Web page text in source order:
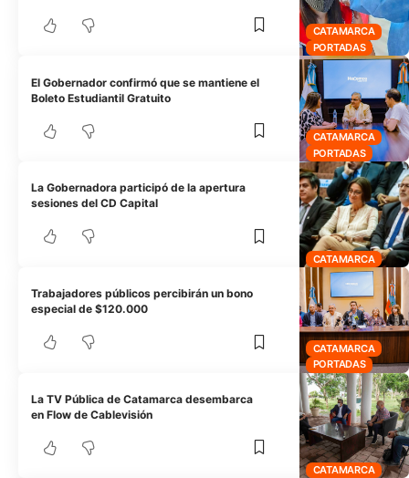
CATAMARCA
PORTADAS
CATAMARCA
PORTADAS
El Gobernador confirmó que se mantiene el
Boleto Estudiantil Gratuito
CATAMARCA
La Gobernadora participó de la apertura
sesiones del CD Capital
CATAMARCA
PORTADAS
Trabajadores públicos percibirán un bono
especial de $120.000
CATAMARCA
La TV Pública de Catamarca desembarca
en Flow de Cablevisión